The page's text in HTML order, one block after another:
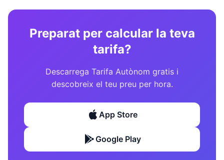
Preparat per calcular la teva
tarifa?
Descarrega Tarifa Autònom gratis i
descobreix el teu preu per hora.
App Store
Google Play